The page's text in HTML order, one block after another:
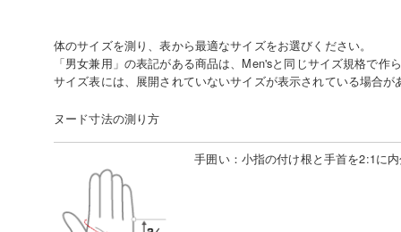
体のサイズを測り、表から最適なサイズをお選びください。
「男女兼用」の表記がある商品は、Men'sと同じサイズ規格で作
サイズ表には、展開されていないサイズが表示されている場合が
ヌード寸法の測り方
手囲い： 小指の付け根と手首を2:1に